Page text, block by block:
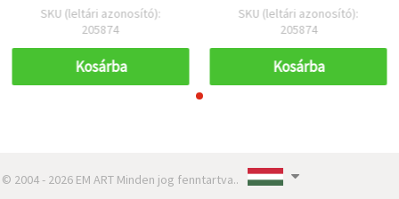
SKU (leltári azonosító):
205874
Kosárba
SKU (leltári azonosító):
205874
Kosárba
© 2004 - 2026 EM ART Minden jog fenntartva..